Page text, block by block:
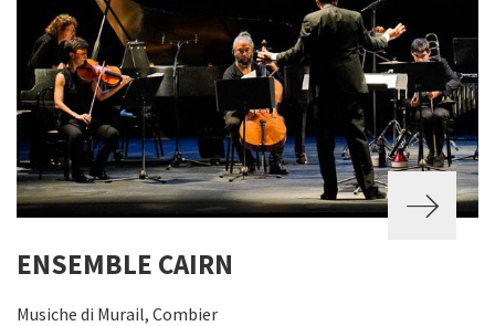
ENSEMBLE CAIRN
Musiche di Murail, Combier